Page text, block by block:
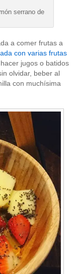
serrano de
a comer frutas a
con varias frutas
jugos o batidos
sin olvidar, beber al
con muchísima